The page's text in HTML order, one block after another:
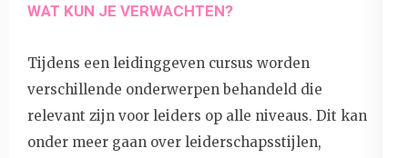
WAT KUN JE VERWACHTEN?
Tijdens een leidinggeven cursus worden
verschillende onderwerpen behandeld die
relevant zijn voor leiders op alle niveaus. Dit kan
onder meer gaan over leiderschapsstijlen,